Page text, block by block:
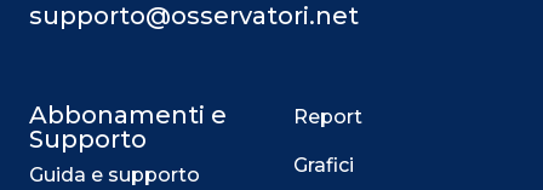
supporto@osservatori.net
Abbonamenti e
Supporto
Guida e supporto
Report
Grafici